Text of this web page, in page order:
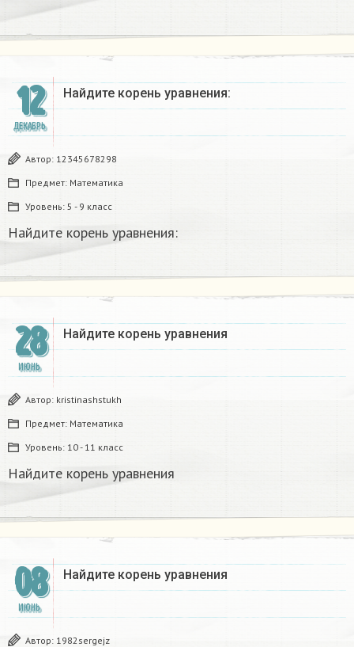
12
ДЕКАБРЬ
Найдите корень уравнения:
Автор: 12345678298
Предмет: Математика
Уровень: 5 - 9 класс
Найдите корень уравнения:
28
ИЮНЬ
Найдите корень уравнения
Автор: kristinashstukh
Предмет: Математика
Уровень: 10 - 11 класс
Найдите корень уравнения
08
ИЮНЬ
Найдите корень уравнения
Автор: 1982sergejz